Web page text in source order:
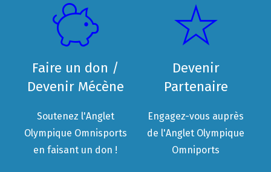
Faire un don /
Devenir Mécène
Soutenez l'Anglet
Olympique Omnisports
en faisant un don !
Devenir
Partenaire
Engagez-vous auprès
de l'Anglet Olympique
Omniports